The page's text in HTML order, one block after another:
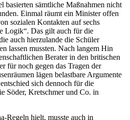
basierten sämtliche Maßnahmen nicht
Einmal räumt ein Minister offen
sozialen Kontakten auf sechs
Logik“. Das gilt auch für die
auch hierzulande die Schüler
lassen mussten. Nach langem Hin
Berater in den britischen
für noch gegen das Tragen der
lägen belastbare Argumente
sich dennoch für die
Söder, Kretschmer und Co. in
Regeln hielt, musste auch in